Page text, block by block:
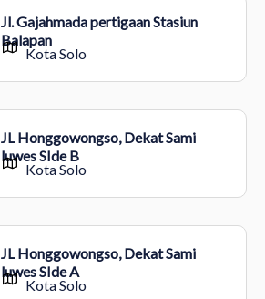
Jl. Gajahmada pertigaan Stasiun
Balapan
Kota Solo
JL Honggowongso, Dekat Sami
luwes SIde B
Kota Solo
JL Honggowongso, Dekat Sami
luwes SIde A
Kota Solo